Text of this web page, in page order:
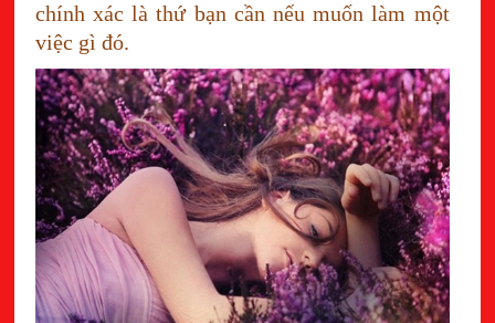
chính xác là thứ bạn cần nếu muốn làm một
việc gì đó.